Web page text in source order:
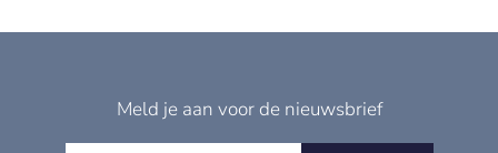
Meld je aan voor de nieuwsbrief